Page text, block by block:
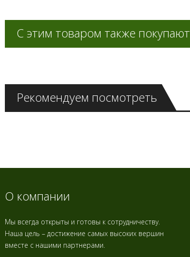
С этим товаром также покупают
Рекомендуем посмотреть
О компании
Мы всегда открыты и готовы к сотрудничеству.
Наша цель – достижение самых высоких вершин
вместе с нашими партнерами.